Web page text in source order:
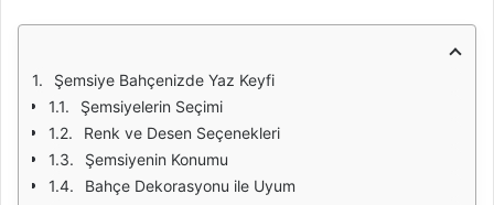
Şemsiye Bahçenizde Yaz Keyfi
Şemsiyelerin Seçimi
Renk ve Desen Seçenekleri
Şemsiyenin Konumu
Bahçe Dekorasyonu ile Uyum